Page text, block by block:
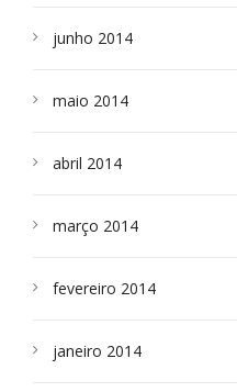
junho 2014
maio 2014
abril 2014
março 2014
fevereiro 2014
janeiro 2014